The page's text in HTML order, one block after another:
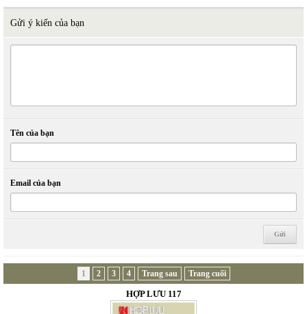
Gửi ý kiến của bạn
Tên của bạn
Email của bạn
1 2 3 4 Trang sau Trang cuối
HỢP LƯU 117